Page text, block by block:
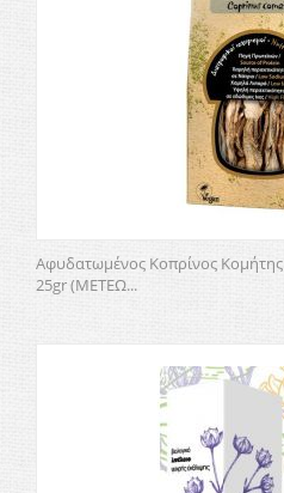
Αφυδατωμένος Κοπρίνος Κομήτης
25gr (ΜΕΤΕΩ...